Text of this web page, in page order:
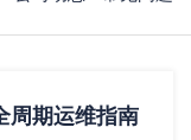
周期运维指南